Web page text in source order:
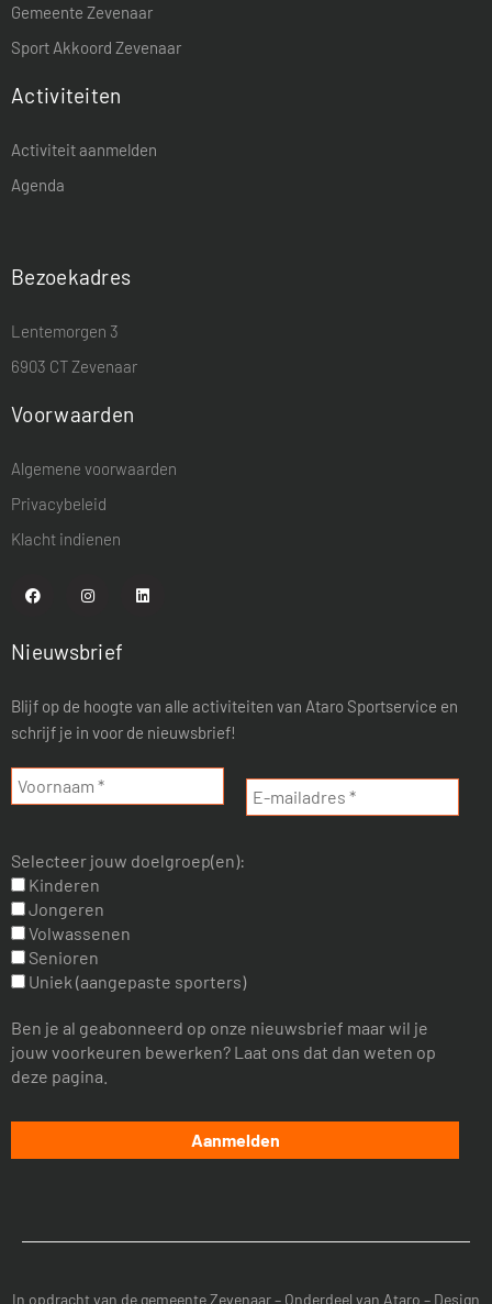
Gemeente Zevenaar
Sport Akkoord Zevenaar
Activiteiten
Activiteit aanmelden
Agenda
Bezoekadres
Lentemorgen 3
6903 CT Zevenaar
Voorwaarden
Algemene voorwaarden
Privacybeleid
Klacht indienen
Nieuwsbrief
Blijf op de hoogte van alle activiteiten van Ataro Sportservice en
schrijf je in voor de nieuwsbrief!
Selecteer jouw doelgroep(en):
Kinderen
Jongeren
Volwassenen
Senioren
Uniek (aangepaste sporters)
Ben je al geabonneerd op onze nieuwsbrief maar wil je
jouw voorkeuren bewerken? Laat ons dat dan weten op
deze pagina.
In opdracht van de gemeente Zevenaar– Onderdeel van Ataro – Design